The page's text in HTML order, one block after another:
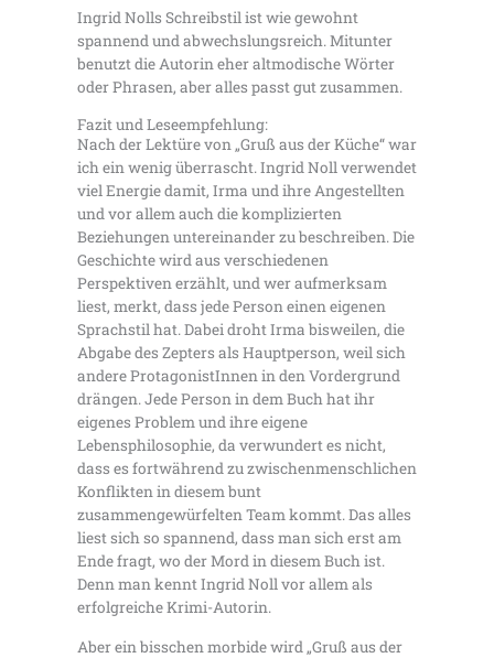
Ingrid Nolls Schreibstil ist wie gewohnt
spannend und abwechslungsreich. Mitunter
benutzt die Autorin eher altmodische Wörter
oder Phrasen, aber alles passt gut zusammen.
Fazit und Leseempfehlung:
Nach der Lektüre von „Gruß aus der Küche“ war
ich ein wenig überrascht. Ingrid Noll verwendet
viel Energie damit, Irma und ihre Angestellten
und vor allem auch die komplizierten
Beziehungen untereinander zu beschreiben. Die
Geschichte wird aus verschiedenen
Perspektiven erzählt, und wer aufmerksam
liest, merkt, dass jede Person einen eigenen
Sprachstil hat. Dabei droht Irma bisweilen, die
Abgabe des Zepters als Hauptperson, weil sich
andere ProtagonistInnen in den Vordergrund
drängen. Jede Person in dem Buch hat ihr
eigenes Problem und ihre eigene
Lebensphilosophie, da verwundert es nicht,
dass es fortwährend zu zwischenmenschlichen
Konflikten in diesem bunt
zusammengewürfelten Team kommt. Das alles
liest sich so spannend, dass man sich erst am
Ende fragt, wo der Mord in diesem Buch ist.
Denn man kennt Ingrid Noll vor allem als
erfolgreiche Krimi-Autorin.
Aber ein bisschen morbide wird „Gruß aus der